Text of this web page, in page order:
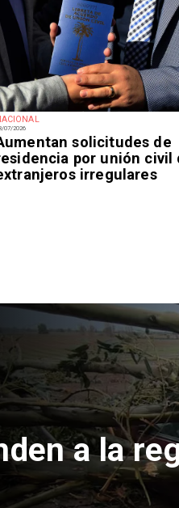
07/2026
solicitudes de
por unión civil
irregulares
apuñalada
en